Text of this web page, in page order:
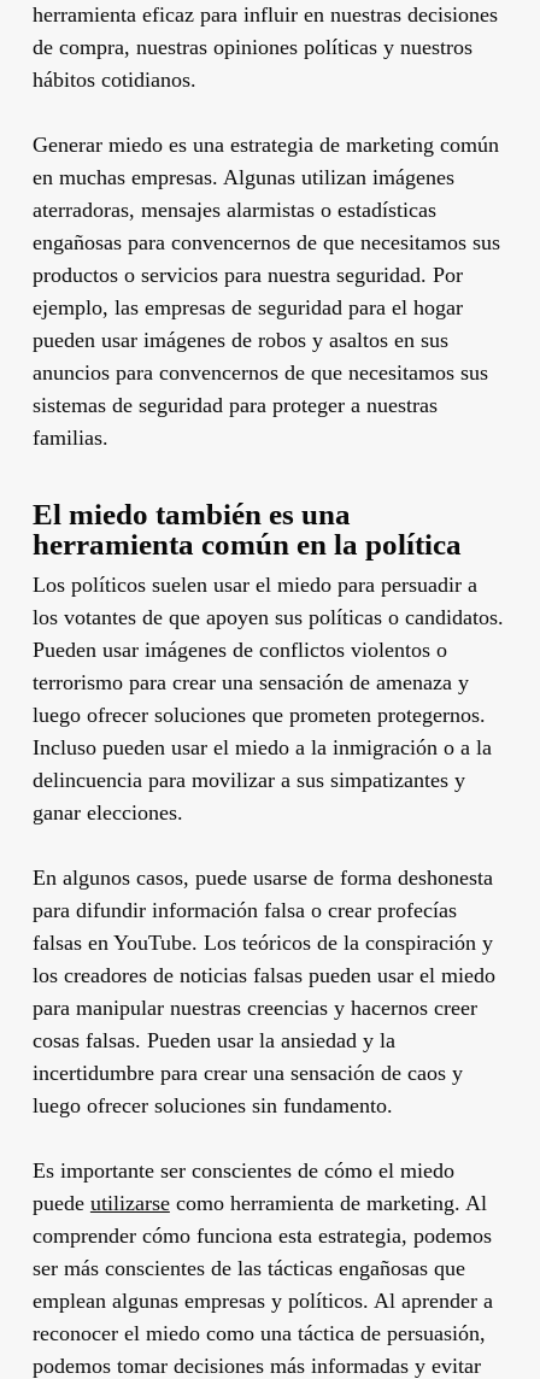
herramienta eficaz para influir en nuestras decisiones
de compra, nuestras opiniones políticas y nuestros
hábitos cotidianos.
Generar miedo es una estrategia de marketing común
en muchas empresas. Algunas utilizan imágenes
aterradoras, mensajes alarmistas o estadísticas
engañosas para convencernos de que necesitamos sus
productos o servicios para nuestra seguridad. Por
ejemplo, las empresas de seguridad para el hogar
pueden usar imágenes de robos y asaltos en sus
anuncios para convencernos de que necesitamos sus
sistemas de seguridad para proteger a nuestras
familias.
El miedo también es una
herramienta común en la política
Los políticos suelen usar el miedo para persuadir a
los votantes de que apoyen sus políticas o candidatos.
Pueden usar imágenes de conflictos violentos o
terrorismo para crear una sensación de amenaza y
luego ofrecer soluciones que prometen protegernos.
Incluso pueden usar el miedo a la inmigración o a la
delincuencia para movilizar a sus simpatizantes y
ganar elecciones.
En algunos casos, puede usarse de forma deshonesta
para difundir información falsa o crear profecías
falsas en YouTube. Los teóricos de la conspiración y
los creadores de noticias falsas pueden usar el miedo
para manipular nuestras creencias y hacernos creer
cosas falsas. Pueden usar la ansiedad y la
incertidumbre para crear una sensación de caos y
luego ofrecer soluciones sin fundamento.
Es importante ser conscientes de cómo el miedo
puede utilizarsecomo herramienta de marketing. Al
comprender cómo funciona esta estrategia, podemos
ser más conscientes de las tácticas engañosas que
emplean algunas empresas y políticos. Al aprender a
reconocer el miedo como una táctica de persuasión,
podemos tomar decisiones más informadas y evitar